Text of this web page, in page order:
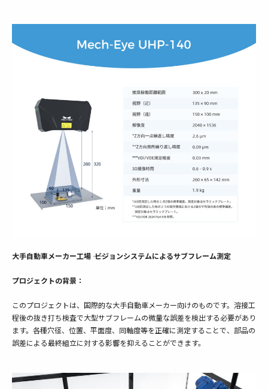
大手自動車メーカー工場 ―― ビジョンシステムによるサブフレーム測定
プロジェクトの背景：
このプロジェクトは、国際的な大手自動車メーカー向けのものです。溶接工
程後の抜き打ち検査で大型サブフレームの微量な誤差を検出する必要があり
ます。各種穴径、位置、平面度、同軸度等を正確に測定することで、部品の
誤差による最終組立に対する影響を抑えることができます。